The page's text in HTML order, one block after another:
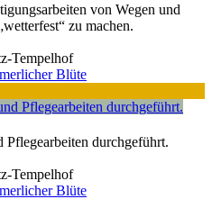
von Wegen und
zu machen.
Tempelhof
Blüte
durchgeführt.
Tempelhof
Blüte